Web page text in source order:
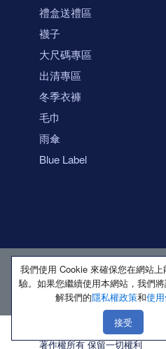
禮盒送禮區
襪子
大尺碼專區
出清專區
冬季衣褲
毛巾
雨傘
Blue Label
著作權所有 保留一切權利
我們使用 Cookie 來確保您在網站
驗。如果您繼續使用本網站，我們
解我們的隱私權政策和使
接受